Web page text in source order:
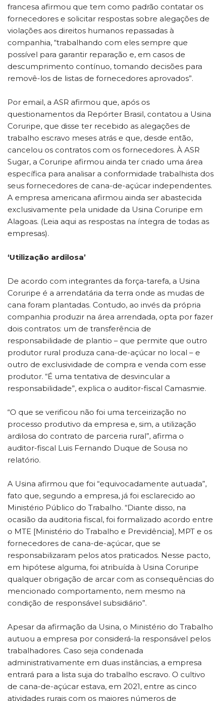
francesa afirmou que tem como padrão contatar os
fornecedores e solicitar respostas sobre alegações de
violações aos direitos humanos repassadas à
companhia, “trabalhando com eles sempre que
possível para garantir reparação e, em casos de
descumprimento contínuo, tomando decisões para
removê-los de listas de fornecedores aprovados”.
Por email, a ASR afirmou que, após os
questionamentos da Repórter Brasil, contatou a Usina
Coruripe, que disse ter recebido as alegações de
trabalho escravo meses atrás e que, desde então,
cancelou os contratos com os fornecedores. À ASR
Sugar, a Coruripe afirmou ainda ter criado uma área
específica para analisar a conformidade trabalhista dos
seus fornecedores de cana-de-açúcar independentes.
A empresa americana afirmou ainda ser abastecida
exclusivamente pela unidade da Usina Coruripe em
Alagoas. (Leia aqui as respostas na íntegra de todas as
empresas).
‘Utilização ardilosa’
De acordo com integrantes da força-tarefa, a Usina
Coruripe é a arrendatária da terra onde as mudas de
cana foram plantadas. Contudo, ao invés da própria
companhia produzir na área arrendada, opta por fazer
dois contratos: um de transferência de
responsabilidade de plantio – que permite que outro
produtor rural produza cana-de-açúcar no local – e
outro de exclusividade de compra e venda com esse
produtor. “É uma tentativa de desvincular a
responsabilidade”, explica o auditor-fiscal Camasmie.
“O que se verificou não foi uma terceirização no
processo produtivo da empresa e, sim, a utilização
ardilosa do contrato de parceria rural”, afirma o
auditor-fiscal Luis Fernando Duque de Sousa no
relatório.
A Usina afirmou que foi “equivocadamente autuada”,
fato que, segundo a empresa, já foi esclarecido ao
Ministério Público do Trabalho. “Diante disso, na
ocasião da auditoria fiscal, foi formalizado acordo entre
o MTE [Ministério do Trabalho e Previdência], MPT e os
fornecedores de cana-de-açúcar, que se
responsabilizaram pelos atos praticados. Nesse pacto,
em hipótese alguma, foi atribuída à Usina Coruripe
qualquer obrigação de arcar com as consequências do
mencionado comportamento, nem mesmo na
condição de responsável subsidiário”.
Apesar da afirmação da Usina, o Ministério do Trabalho
autuou a empresa por considerá-la responsável pelos
trabalhadores. Caso seja condenada
administrativamente em duas instâncias, a empresa
entrará para a lista suja do trabalho escravo. O cultivo
de cana-de-açúcar estava, em 2021, entre as cinco
atividades rurais com os maiores números de